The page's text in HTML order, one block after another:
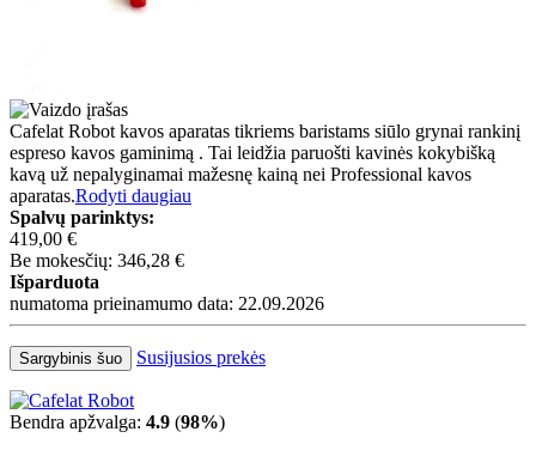
Cafelat Robot kavos aparatas tikriems baristams siūlo grynai rankinį
espreso kavos gaminimą . Tai leidžia paruošti kavinės kokybišką
kavą už nepalyginamai mažesnę kainą nei Professional kavos
aparatas.Rodyti daugiau
Spalvų parinktys:
419,00 €
Be mokesčių: 346,28 €
Išparduota
numatoma prieinamumo data: 22.09.2026
Sargybinis šuo Susijusios prekės
Bendra apžvalga: 4.9 (98%)